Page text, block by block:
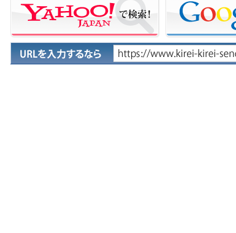
隆鼻、鼻プロテーゼ
鼻の穴を見えなくする